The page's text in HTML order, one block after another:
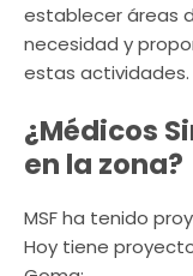
establecer áreas
necesidad y
estas actividades.
¿Médicos
en la zona?
MSF ha tenido
Hoy tiene